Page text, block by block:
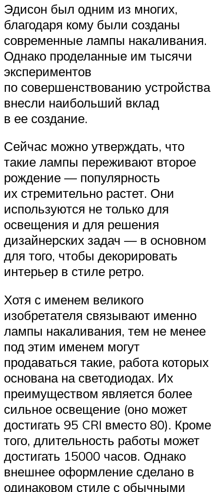
Эдисон был одним из многих,
благодаря кому были созданы
современные лампы накаливания.
Однако проделанные им тысячи
экспериментов
по совершенствованию устройства
внесли наибольший вклад
в ее создание.
Сейчас можно утверждать, что
такие лампы переживают второе
рождение — популярность
их стремительно растет. Они
используются не только для
освещения и для решения
дизайнерских задач — в основном
для того, чтобы декорировать
интерьер в стиле ретро.
Хотя с именем великого
изобретателя связывают именно
лампы накаливания, тем не менее
под этим именем могут
продаваться такие, работа которых
основана на светодиодах. Их
преимуществом является более
сильное освещение (оно может
достигать 95 CRI вместо 80). Кроме
того, длительность работы может
достигать 15000 часов. Однако
внешнее оформление сделано в
одинаковом стиле с обычными